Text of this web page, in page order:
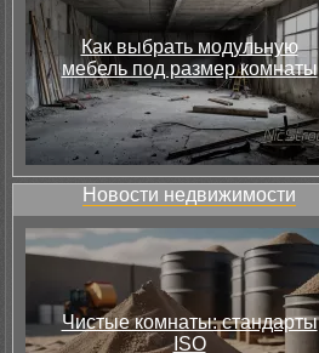
Как выбрать модульную
мебель под размер комнаты
Новости недвижимости
Чистые комнаты: стандарты
ISO